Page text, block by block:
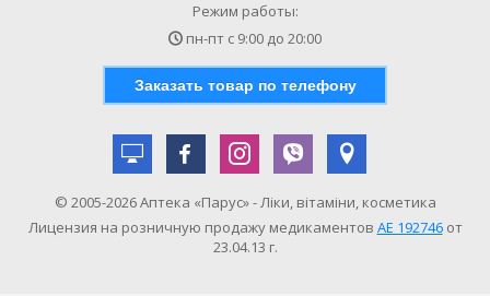
Режим работы:
пн-пт с 9:00 до 20:00
Заказать товар по телефону
© 2005-2026 Аптека «Парус» - Ліки, вітаміни, косметика
Лицензия на розничную продажу медикаментов АE 192746от
23.04.13 г.